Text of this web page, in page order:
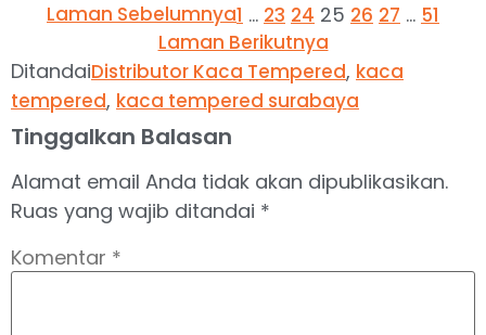
Laman Sebelumnya1 … 23 24 25 26 27 … 51
Laman Berikutnya
DitandaiDistributor Kaca Tempered, kaca
tempered, kaca tempered surabaya
Tinggalkan Balasan
Alamat email Anda tidak akan dipublikasikan.
Ruas yang wajib ditandai *
Komentar *